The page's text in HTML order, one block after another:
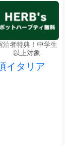
泊者特典！中学生
以上対象
イタリア